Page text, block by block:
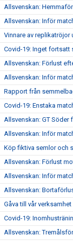
Allsvenskan:
Allsvenskan: Inför
Vinnare av replikatröjor
Covid-19: Inget fortsatt
Allsvenskan: Förlust
Allsvenskan: Inför
Rapport från
Covid-19: Enstaka
Allsvenskan: GT Söder
Allsvenskan: Inför
Köp fiktiva semlor och
Allsvenskan: Förlust
Allsvenskan: Inför
Allsvenskan:
Gåva till vår verksamhet
Covid-19:
Allsvenskan: